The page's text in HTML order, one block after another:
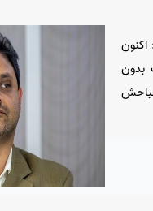
بدون